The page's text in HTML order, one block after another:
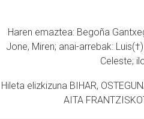
Haren emaztea: Begoña
Jone, Miren; anai-arrebak:
Celeste;
Hileta elizkizuna BIHAR,
AITA